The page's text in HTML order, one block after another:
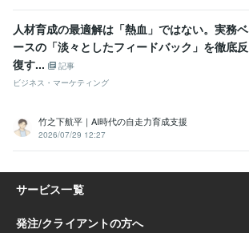
人材育成の最適解は「熱血」ではない。実務ベ
ースの「淡々としたフィードバック」を徹底反
復す...
記事
ビジネス・マーケティング
竹之下航平｜AI時代の自走力育成支援
2026/07/29 12:27